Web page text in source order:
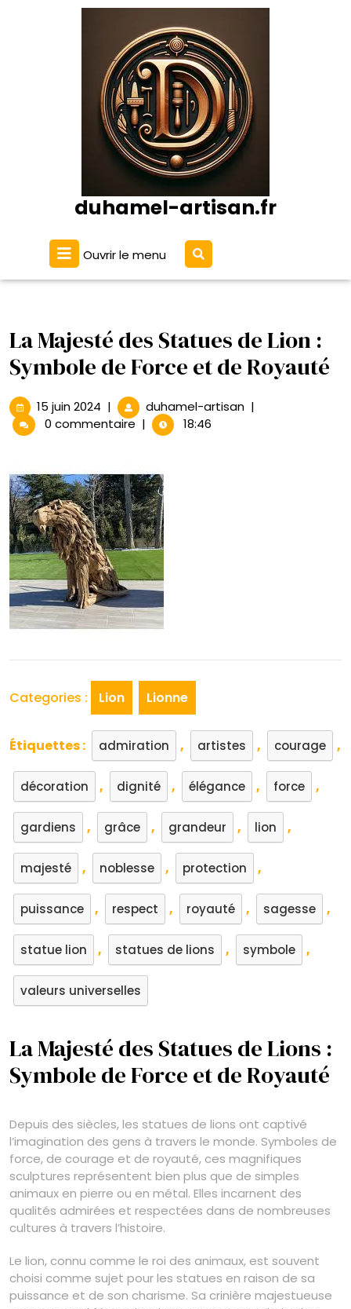
duhamel-artisan.fr
Ouvrir le menu Ouvrir
le
menu
La Majesté des Statues de Lion :
Symbole de Force et de Royauté
15 juin 2024 15
juin
| duhamel-artisanLa|
0 commentaire | 18:46
Categories : Lion Lionne
Étiquettes : admiration , artistes , courage ,
décoration , dignité , élégance , force ,
gardiens , grâce , grandeur , lion ,
majesté , noblesse , protection ,
puissance , respect , royauté , sagesse ,
statue lion , statues de lions , symbole ,
valeurs universelles
La Majesté des Statues de Lions :
Symbole de Force et de Royauté
Depuis des siècles, les statues de lions ont captivé
l’imagination des gens à travers le monde. Symboles de
force, de courage et de royauté, ces magnifiques
sculptures représentent bien plus que de simples
animaux en pierre ou en métal. Elles incarnent des
qualités admirées et respectées dans de nombreuses
cultures à travers l’histoire.
Le lion, connu comme le roi des animaux, est souvent
choisi comme sujet pour les statues en raison de sa
puissance et de son charisme. Sa crinière majestueuse